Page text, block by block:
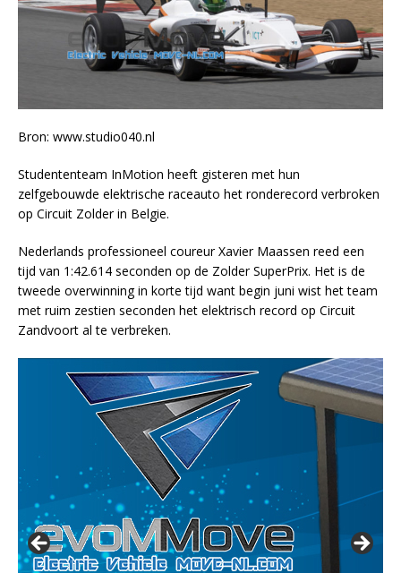
Bron: www.studio040.nl
Studententeam InMotion heeft gisteren met hun
zelfgebouwde elektrische raceauto het ronderecord verbroken
op Circuit Zolder in Belgie.
Nederlands professioneel coureur Xavier Maassen reed een
tijd van 1:42.614 seconden op de Zolder SuperPrix. Het is de
tweede overwinning in korte tijd want begin juni wist het team
met ruim zestien seconden het elektrisch record op Circuit
Zandvoort al te verbreken.